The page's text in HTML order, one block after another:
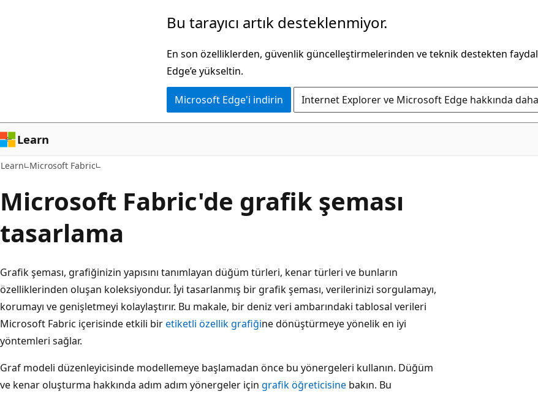
Bu tarayıcı artık desteklenmiyor.
En son özelliklerden, güvenlik güncelleştirmelerinden ve teknik destekten
Edge’e yükseltin.
Microsoft Edge'i indirin Internet Explorer ve Microsoft Edge hakkında
Learn
Learn Microsoft Fabric
Microsoft Fabric'de grafik şeması
tasarlama
Grafik şeması, grafiğinizin yapısını tanımlayan düğüm türleri, kenar türleri ve bunların
özelliklerinden oluşan koleksiyondur. İyi tasarlanmış bir grafik şeması, verilerinizi sorgulamayı,
korumayı ve genişletmeyi kolaylaştırır. Bu makale, bir deniz veri ambarındaki tablosal verileri
Microsoft Fabric içerisinde etkili biretiketli özellik grafiğine dönüştürmeye yönelik en iyi
yöntemleri sağlar.
Graf modeli düzenleyicisinde modellemeye başlamadan önce bu yönergeleri kullanın. Düğüm
ve kenar oluşturma hakkında adım adım yönergeler için grafik öğreticisine bakın. Bu